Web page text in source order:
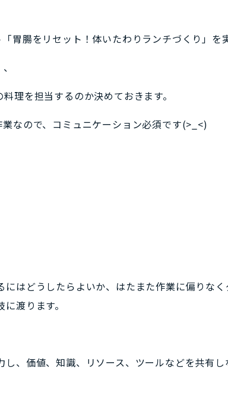
胃腸をリセット！体いたわりランチづくり」を
理を担当するのか決めておきます。
なので、コミュニケーション必須です(>_<)
はどうしたらよいか、はたまた作業に偏りな
渡ります。
、価値、知識、リソース、ツールなどを共有